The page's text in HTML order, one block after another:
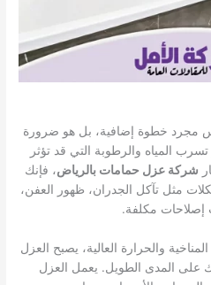
مجرد خطوة إضافية، بل هو ضرورة
المياه والرطوبة التي قد تؤثر
شركة عزل حمامات بالرياض، فإنك
مثل تآكل الجدران، ظهور العفن،
إصلاحات مكلفة.
والحرارة العالية، يصبح العزل
على المدى الطويل. يعمل العزل